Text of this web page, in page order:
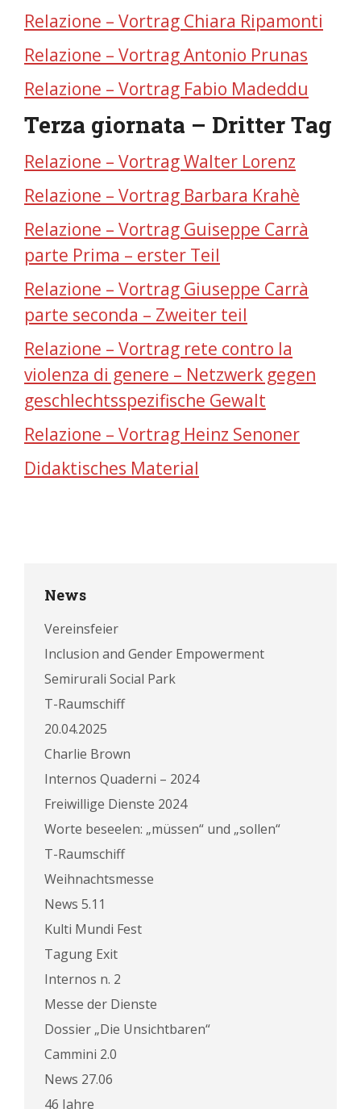
Relazione – Vortrag Chiara Ripamonti
Relazione – VortragAntonio Prunas
Relazione – Vortrag Fabio Madeddu
Terza giornata – Dritter Tag
Relazione – Vortrag Walter Lorenz
Relazione – Vortrag Barbara Krahè
Relazione – Vortrag Guiseppe Carrà
parte Prima – erster Teil
Relazione – Vortrag Giuseppe Carrà
parte seconda – Zweiter teil
Relazione – Vortrag rete contro la
violenza di genere – Netzwerk gegen
geschlechtsspezifische Gewalt
Relazione – Vortrag Heinz Senoner
Didaktisches Material
News
Vereinsfeier
Inclusion and Gender Empowerment
Semirurali Social Park
T-Raumschiff
20.04.2025
Charlie Brown
Internos Quaderni – 2024
Freiwillige Dienste 2024
Worte beseelen: „müssen“ und „sollen“
T-Raumschiff
Weihnachtsmesse
News 5.11
Kulti Mundi Fest
Tagung Exit
Internos n. 2
Messe der Dienste
Dossier „Die Unsichtbaren“
Cammini 2.0
News 27.06
46 Jahre